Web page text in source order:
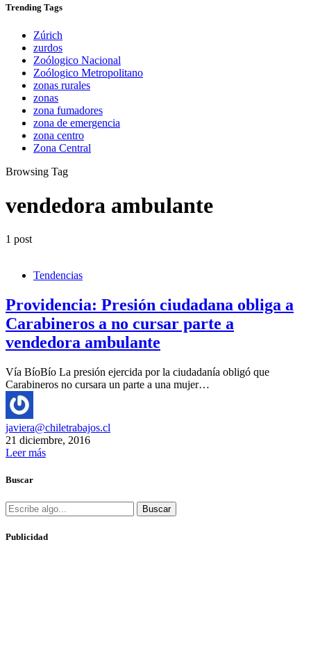
Trending Tags
Zúrich
zurdos
Zoólogico Nacional
Zoólogico Metropolitano
zonas rurales
zonas
zona fumadores
zona de emergencia
zona centro
Zona Central
Browsing Tag
vendedora ambulante
1 post
Tendencias
Providencia: Presión ciudadana obliga a
Carabineros a no cursar parte a
vendedora ambulante
Vía BíoBío La presión ejercida por la ciudadanía obligó que
Carabineros no cursara un parte a una mujer…
javiera@chiletrabajos.cl
21 diciembre, 2016
Leer más
Buscar
Buscar
Publicidad